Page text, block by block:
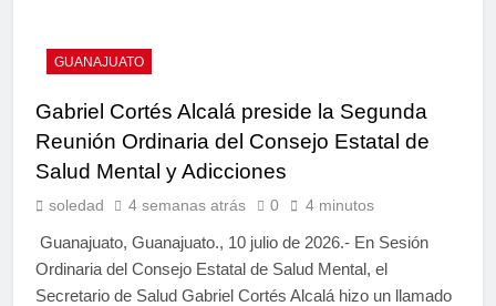
GUANAJUATO
Gabriel Cortés Alcalá preside la Segunda
Reunión Ordinaria del Consejo Estatal de
Salud Mental y Adicciones
soledad 4 semanas atrás 0 4 minutos
Guanajuato, Guanajuato., 10 julio de 2026.- En Sesión
Ordinaria del Consejo Estatal de Salud Mental, el
Secretario de Salud Gabriel Cortés Alcalá hizo un llamado